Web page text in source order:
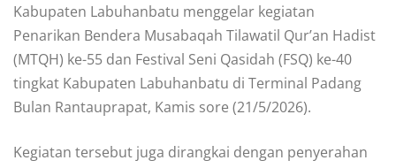
Kabupaten Labuhanbatu menggelar kegiatan
Penarikan Bendera Musabaqah Tilawatil Qur’an Hadist
(MTQH) ke-55 dan Festival Seni Qasidah (FSQ) ke-40
tingkat Kabupaten Labuhanbatu di Terminal Padang
Bulan Rantauprapat, Kamis sore (21/5/2026).
Kegiatan tersebut juga dirangkai dengan penyerahan